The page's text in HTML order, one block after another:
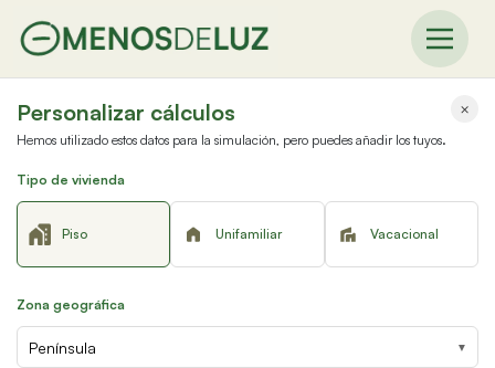
×
Personalizar cálculos
Hemos utilizado estos datos para la simulación, pero puedes añadir los tuyos.
Tipo de vivienda
Piso Unifamiliar Vacacional
Zona geográfica
▼